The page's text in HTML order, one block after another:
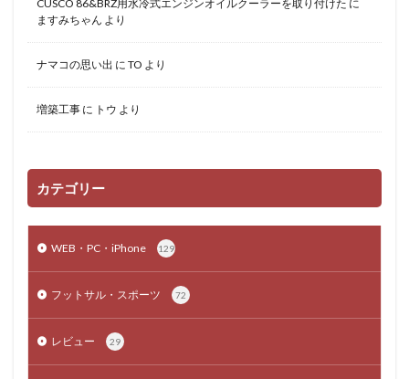
CUSCO 86&BRZ用水冷式エンジンオイルクーラーを取り付けた に
ますみちゃん より
ナマコの思い出 に TO より
増築工事 に トウ より
カテゴリー
WEB・PC・iPhone 129
フットサル・スポーツ 72
レビュー 29